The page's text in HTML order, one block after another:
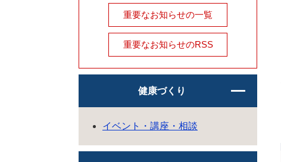
重要なお知らせの一覧
重要なお知らせのRSS
健康づくり
イベント・講座・相談